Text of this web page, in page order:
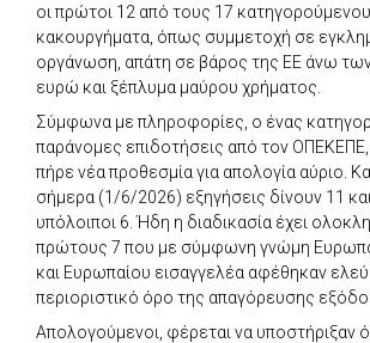
οι πρώτοι 12 από τους 17
κακουργήματα, όπως συμμετοχή σε
οργάνωση, απάτη σε βάρος της ΕΕ άνω
ευρώ και ξέπλυμα μαύρου χρήματος.
Σύμφωνα με πληροφορίες, ο ένας
παράνομες επιδοτήσεις από τον ΟΠΕΚΕΠΕ,
πήρε νέα προθεσμία για απολογία αύριο.
σήμερα (1/6/2026) εξηγήσεις δίνουν 11 και
υπόλοιποι 6. Ήδη η διαδικασία έχει
πρώτους 7 που με σύμφωνη γνώμη
και Ευρωπαίου εισαγγελέα αφέθηκαν
περιοριστικό όρο της απαγόρευσης
Απολογούμενοι, φέρεται να υποστήριξαν